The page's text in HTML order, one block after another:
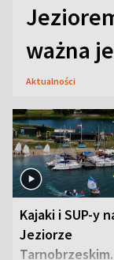
ważna
Aktualności
Kajaki i SUP-y
Jeziorze
Tarnobrzeskim.